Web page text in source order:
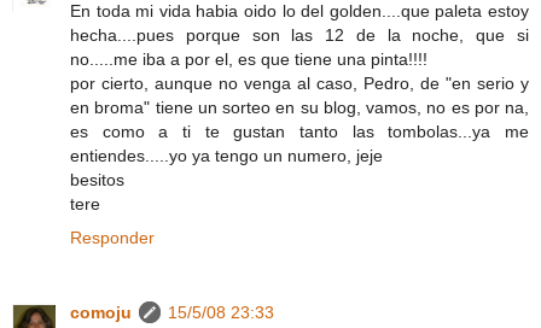
En toda mi vida habia oido lo del golden....que paleta estoy
hecha....pues porque son las 12 de la noche, que si
no.....me iba a por el, es que tiene una pinta!!!!
por cierto, aunque no venga al caso, Pedro, de "en serio y
en broma" tiene un sorteo en su blog, vamos, no es por na,
es como a ti te gustan tanto las tombolas...ya me
entiendes.....yo ya tengo un numero, jeje
besitos
tere
Responder
comoju
15/5/08 23:33